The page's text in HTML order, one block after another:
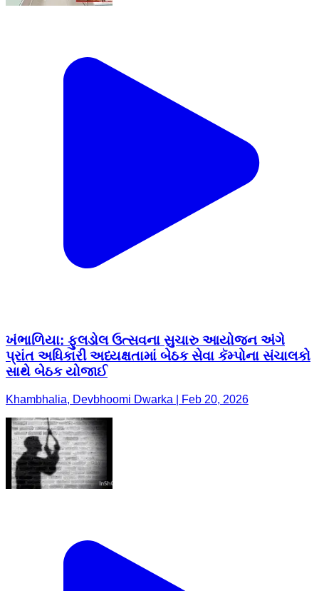
ખંભાળિયા: ફુલડોલ ઉત્સવના સુચારુ આયોજન અંગે
પ્રાંત અધિકારી અધ્યક્ષતામાં બેઠક સેવા કૅમ્પોના સંચાલકો
સાથે બેઠક યોજાઈ
Khambhalia, Devbhoomi Dwarka | Feb 20, 2026